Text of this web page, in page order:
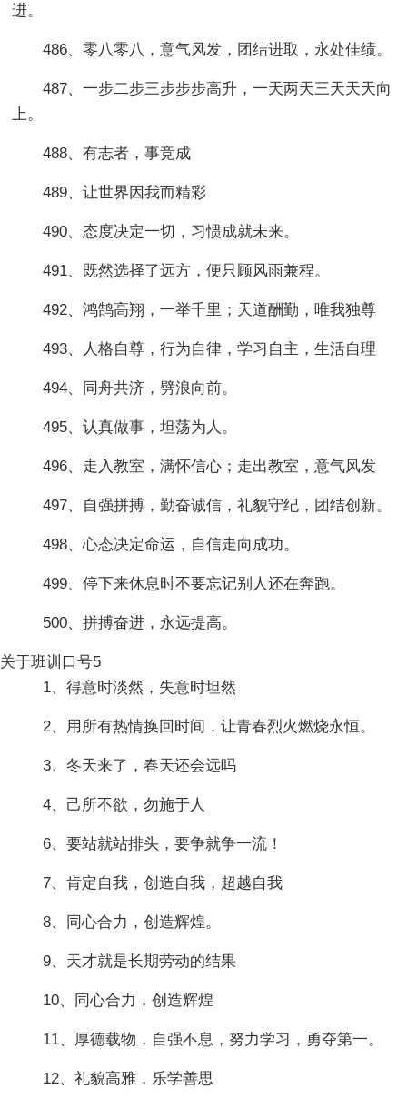
进。
486、零八零八，意气风发，团结进取，永处佳绩。
487、一步二步三步步步高升，一天两天三天天天向
上。
488、有志者，事竞成
489、让世界因我而精彩
490、态度决定一切，习惯成就未来。
491、既然选择了远方，便只顾风雨兼程。
492、鸿鹄高翔，一举千里；天道酬勤，唯我独尊
493、人格自尊，行为自律，学习自主，生活自理
494、同舟共济，劈浪向前。
495、认真做事，坦荡为人。
496、走入教室，满怀信心；走出教室，意气风发
497、自强拼搏，勤奋诚信，礼貌守纪，团结创新。
498、心态决定命运，自信走向成功。
499、停下来休息时不要忘记别人还在奔跑。
500、拼搏奋进，永远提高。
关于班训口号5
1、得意时淡然，失意时坦然
2、用所有热情换回时间，让青春烈火燃烧永恒。
3、冬天来了，春天还会远吗
4、己所不欲，勿施于人
6、要站就站排头，要争就争一流！
7、肯定自我，创造自我，超越自我
8、同心合力，创造辉煌。
9、天才就是长期劳动的结果
10、同心合力，创造辉煌
11、厚德载物，自强不息，努力学习，勇夺第一。
12、礼貌高雅，乐学善思